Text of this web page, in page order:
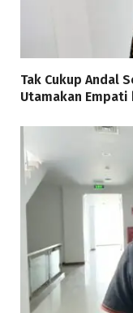
Tak Cukup Andal
Utamakan Empati